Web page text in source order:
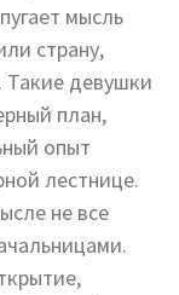
мысль
страну,
Такие девушки
план,
опыт
лестнице.
не все